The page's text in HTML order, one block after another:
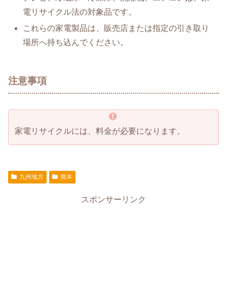
電リサイクル法の対象品です。
これらの家電製品は、販売店または指定の引き取り
場所へ持ち込んでください。
注意事項
家電リサイクルには、料金が必要になります。
九州地方 熊本
スポンサーリンク